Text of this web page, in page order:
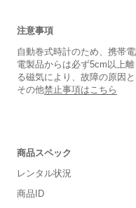
注意事項
自動巻式時計のため、携帯
電製品からは必ず5cm以上
る磁気により、故障の原因
その他禁止事項はこちら
商品スペック
レンタル状況
商品ID
保証書
箱